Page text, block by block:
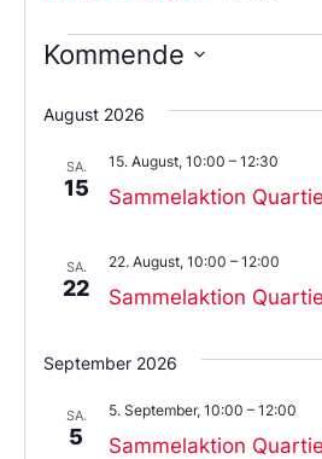
Kommende
Sie
das
aus.
August 2026
SA.
15 Sammelaktion
15. August, 10:00 – 12:30
SA.
22 Sammelaktion
22. August, 10:00 – 12:00
September 2026
SA.
5 Sammelaktion
5. September, 10:00 – 12:00